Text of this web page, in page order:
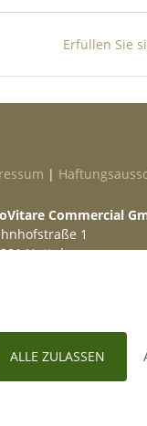
Erfüllen Sie
|
Commercial
1
Nottuln
ALLE ZULASSEN